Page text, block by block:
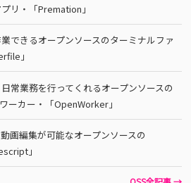
リ・「Premation」
できるオープンソースのターミナルファ
」
常業務を行ってくれるオープンソースの
ーカー・「OpenWorker」
画編集が可能なオープンソースの
」